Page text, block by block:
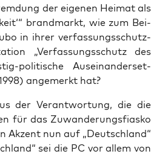
der eige­nen Hei­mat als
brand­markt, wie zum Bei­
in ihrer ver­fas­sungs­schutz­
„Ver­fas­sungs­schutz des
poli­ti­sche Aus­ein­an­der­set­
ange­merkt hat?
der Ver­ant­wor­tung, die die
für das Zuwan­de­rungs­fi­as­ko
Akzent nun auf „Deutsch­land“
sei die PC vor allem von